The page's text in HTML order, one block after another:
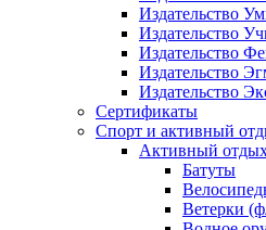
Издательство
Издательство
Издательство
Издательство
Издательство
Сертификаты
Спорт и активный
Активный
Батуты
Ветерки